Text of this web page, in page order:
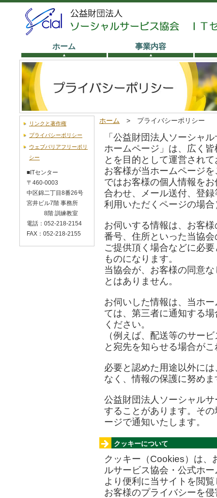
ホーム 事業内容
リンクと著作権
プライバシーポリシー
ウェブバリアフリーポリ
シー
■ITセンター
〒460-0003
中区錦二丁目8番26号
宮井ビル7階 事務所
8階 訓練教室
電話：052-218-2154
FAX：052-218-2155
ホーム > プライバシーポリシー
「公益財団法人ソーシャ
ホームページ」は、広く
とを目的として運営され
お客様が当ホームページ
ではお客様の個人情報を
合わせ、メール送付、登
利用いただくページの場合
お伺いする情報は、お客
番号、住所といった当協
ご提供頂く場合などに必
ものになります。
当協会が、お客様の同意
とはありません。
お伺いした情報は、当ホ
ては、第三者に通知する
ください。
（例えば、配送等のサー
と宛先を知らせる場合が
必要と認めた用途以外に
なく、情報の保護に努めま
公益財団法人ソーシャル
することがあります。そ
ージで通知いたします。
クッキーについて
クッキー（Cookies）は、
ルサービス協会・公式ホ
より便利に当サイトを閲
お客様のプライバシーを